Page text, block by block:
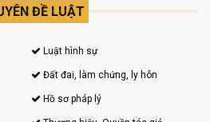
ĐỀ LUẬT
Luật hình sự
Đất đai, làm chứng, ly hôn
Hồ sơ pháp lý